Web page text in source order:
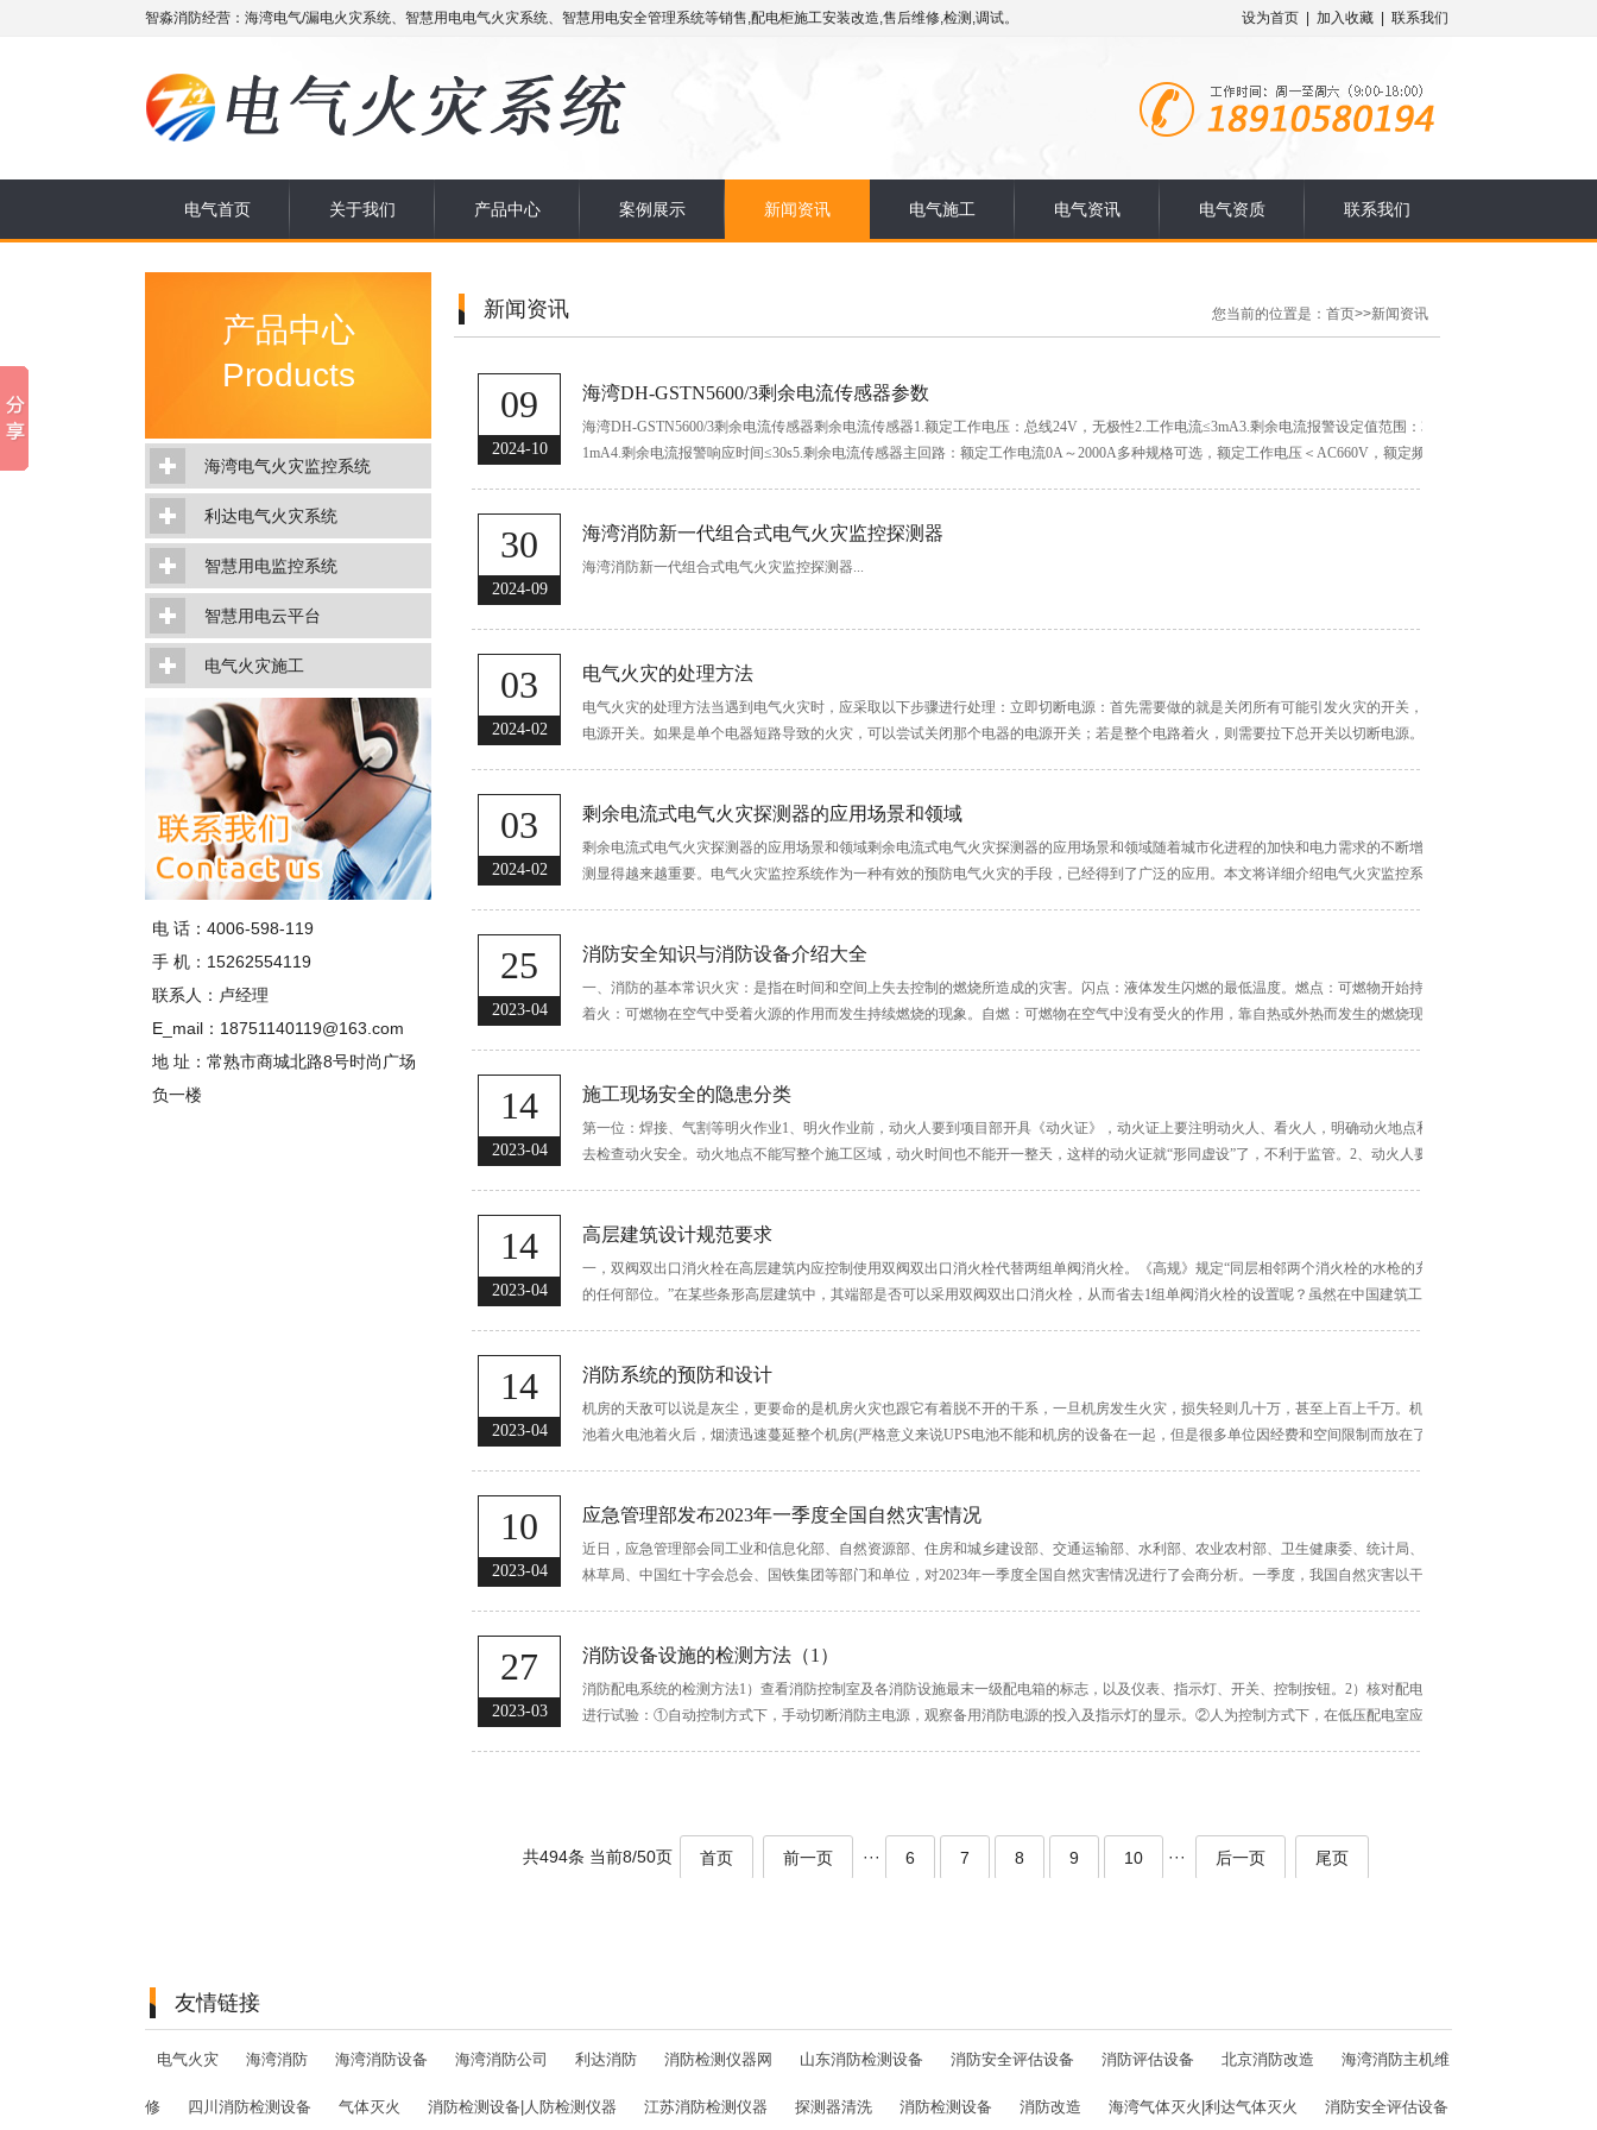
智淼消防经营：海湾电气/漏电火灾系统、智慧用电电气火灾系统、智慧用电安全管理系统等销售,配电柜施工安装改造,售后维修,检测,调试。 设为首页 加入收藏 联系我们
电气首页 关于我们 产品中心 案例展示 新闻资讯 电气施工 电气资讯 电气资质 联系我们
产品中心
Products
海湾电气火灾监控系统
利达电气火灾系统
智慧用电监控系统
智慧用电云平台
电气火灾施工
电 话：4006-598-119
手 机：15262554119
联系人：卢经理
E_mail：18751140119@163.com
地 址：常熟市商城北路8号时尚广场
负一楼
您当前的位置是： 首页>>新闻资讯
新闻资讯
09
2024-10
海湾DH-GSTN5600/3剩余电流传感器参数
海湾DH-GSTN5600/3剩余电流传感器剩余电流传感器1.额定工作电压：总线24V，无极性2.工作电流≤3mA3.剩余电流报警设定值范围：300mA～1000mA调节精度
1mA4.剩余电流报警响应时间≤30s5.剩余电流传感器主回路：额定工作电流0A～2000A多种规格可选，额定工作电压＜AC660V，额定频率50Hz6.使用环境：温
30
2024-09
海湾消防新一代组合式电气火灾监控探测器
海湾消防新一代组合式电气火灾监控探测器...
03
2024-02
电气火灾的处理方法
电气火灾的处理方法当遇到电气火灾时，应采取以下步骤进行处理：立即切断电源：首先需要做的就是关闭所有可能引发火灾的开关，包括电器电源开关以及总
电源开关。如果是单个电器短路导致的火灾，可以尝试关闭那个电器的电源开关；若是整个电路着火，则需要拉下总开关以切断电源。使用适当的灭火工具：在
03
2024-02
剩余电流式电气火灾探测器的应用场景和领域
剩余电流式电气火灾探测器的应用场景和领域剩余电流式电气火灾探测器的应用场景和领域随着城市化进程的加快和电力需求的不断增加，电气火灾的预防和监
测显得越来越重要。电气火灾监控系统作为一种有效的预防电气火灾的手段，已经得到了广泛的应用。本文将详细介绍电气火灾监控系统的应用场景和领域，包
25
2023-04
消防安全知识与消防设备介绍大全
一、消防的基本常识火灾：是指在时间和空间上失去控制的燃烧所造成的灾害。闪点：液体发生闪燃的最低温度。燃点：可燃物开始持续燃烧所需的最低温度。
着火：可燃物在空气中受着火源的作用而发生持续燃烧的现象。自燃：可燃物在空气中没有受火的作用，靠自热或外热而发生的燃烧现象。二、火灾分类Ａ类火
14
2023-04
施工现场安全的隐患分类
第一位：焊接、气割等明火作业1、明火作业前，动火人要到项目部开具《动火证》，动火证上要注明动火人、看火人，明确动火地点和动火时间，以备管理人员
去检查动火安全。动火地点不能写整个施工区域，动火时间也不能开一整天，这样的动火证就“形同虚设”了，不利于监管。2、动火人要持证上岗。3、看火人要在
14
2023-04
高层建筑设计规范要求
一，双阀双出口消火栓在高层建筑内应控制使用双阀双出口消火栓代替两组单阀消火栓。《高规》规定“同层相邻两个消火栓的水枪的充实水柱达到被保护范围内
的任何部位。”在某些条形高层建筑中，其端部是否可以采用双阀双出口消火栓，从而省去1组单阀消火栓的设置呢？虽然在中国建筑工业出版社出版的《给水排
14
2023-04
消防系统的预防和设计
机房的天敌可以说是灰尘，更要命的是机房火灾也跟它有着脱不开的干系，一旦机房发生火灾，损失轻则几十万，甚至上百上千万。机房火灾的原因：UPS的电
池着火电池着火后，烟渍迅速蔓延整个机房(严格意义来说UPS电池不能和机房的设备在一起，但是很多单位因经费和空间限制而放在了一起)，即使是不在一个机
10
2023-04
应急管理部发布2023年一季度全国自然灾害情况
近日，应急管理部会同工业和信息化部、自然资源部、住房和城乡建设部、交通运输部、水利部、农业农村部、卫生健康委、统计局、气象局、粮食和储备局、
林草局、中国红十字会总会、国铁集团等部门和单位，对2023年一季度全国自然灾害情况进行了会商分析。一季度，我国自然灾害以干旱、风雹、低温冷冻和雪
27
2023-03
消防设备设施的检测方法（1）
消防配电系统的检测方法1）查看消防控制室及各消防设施最末一级配电箱的标志，以及仪表、指示灯、开关、控制按钮。2）核对配电箱控制方式及操作程序并
进行试验：①自动控制方式下，手动切断消防主电源，观察备用消防电源的投入及指示灯的显示。②人为控制方式下，在低压配电室应先切断消防主电源，后闭
共494条 当前8/50页 首页 前一页 ··· 6 7 8 9 10 ··· 后一页 尾页
友情链接
电气火灾 海湾消防 海湾消防设备 海湾消防公司 利达消防 消防检测仪器网 山东消防检测设备 消防安全评估设备 消防评估设备 北京消防改造 海湾消防主机维
修 四川消防检测设备 气体灭火 消防检测设备|人防检测仪器 江苏消防检测仪器 探测器清洗 消防检测设备 消防改造 海湾气体灭火|利达气体灭火 消防安全评估设备